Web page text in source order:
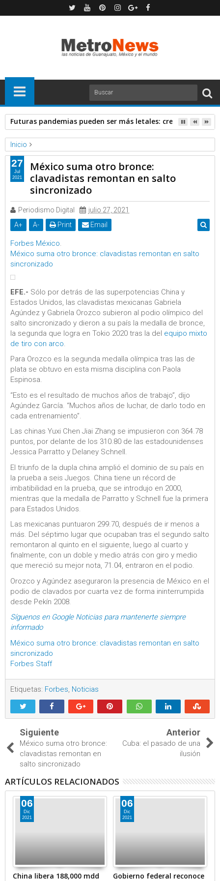
Futuras pandemias pueden ser más letales: creadora de
Inicio
Forbes
Noticias
México suma otro bronce: clavadistas remontan en salto
sincronizado
México suma otro bronce:
clavadistas remontan en salto
sincronizado
Periodismo Digital
julio 27, 2021
A+ A- Print Email
Forbes México.
México suma otro bronce: clavadistas remontan en salto
sincronizado
EFE.- Sólo por detrás de las superpotencias China y
Estados Unidos, las clavadistas mexicanas Gabriela
Agúndez y Gabriela Orozco subieron al podio olímpico del
salto sincronizado y dieron a su país la medalla de bronce,
la segunda que logra en Tokio 2020 tras la del equipo mixto
de tiro con arco
Para Orozco es la segunda medalla olímpica tras las de
plata se obtuvo en esta misma disciplina con Paola
Espinosa.
“Esto es el resultado de muchos años de trabajo”, dijo
Agúndez García. “Muchos años de luchar, de darlo todo en
cada entrenamiento”.
Las chinas Yuxi Chen Jiai Zhang se impusieron con 364.78
puntos, por delante de los 310.80 de las estadounidenses
Jessica Parratto y Delaney Schnell.
El triunfo de la dupla china amplió el dominio de su país en
la prueba a seis Juegos. China tiene un récord de
imbatibilidad en la prueba, que se introdujo en 2000,
mientras que la medalla de Parratto y Schnell fue la primera
para Estados Unidos.
Las mexicanas puntuaron 299.70, después de ir menos a
más. Del séptimo lugar que ocupaban tras el segundo salto
remontaron al quinto en el siguiente, luego al cuarto y
finalmente, con un doble y medio atrás con giro y medio
que mereció su mejor nota, 71.04, entraron en el podio.
Orozco y Agúndez aseguraron la presencia de México en el
podio de clavados por cuarta vez de forma ininterrumpida
desde Pekín 2008.
Síguenos en Google Noticias para mantenerte siempre
informado
México suma otro bronce: clavadistas remontan en salto
sincronizado
Forbes Staff
Etiquetas: Forbes, Noticias
27
Jul
2021
Siguiente
México suma otro bronce:
clavadistas remontan en
salto sincronizado
Anterior
Cuba: el pasado de una
ilusión
ARTÍCULOS RELACIONADOS
06
Dic
2021
China libera 188,000 mdd
06
Dic
2021
Gobierno federal reconoce